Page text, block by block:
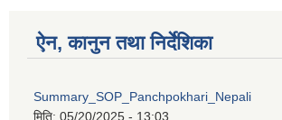
ऐन, कानुन तथा निर्देशिका
Summary_SOP_Panchpokhari_Nepali
मिति: 05/20/2025 - 13:03